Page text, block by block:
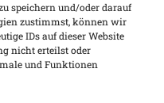
speichern und/oder darauf
zustimmst, können wir
IDs auf dieser Website
nicht erteilst oder
und Funktionen